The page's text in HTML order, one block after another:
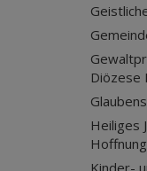
Diözese
Heiliges
Hoffnung
Kinder-